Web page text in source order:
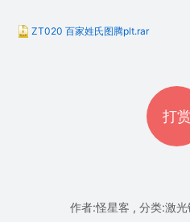
ZT020 百家姓氏图腾plt.rar
打赏
作者:怪星客 , 分类:激